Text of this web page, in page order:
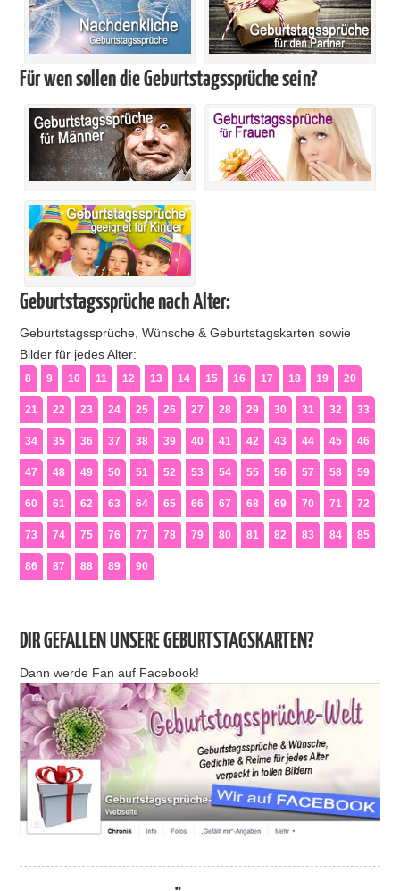
Für wen sollen die Geburtstagssprüche sein?
Geburtstagssprüche nach Alter:
Geburtstagssprüche, Wünsche & Geburtstagskarten sowie
Bilder für jedes Alter:
8 9 10 11 12 13 14 15 16 17 18 19 20
21 22 23 24 25 26 27 28 29 30 31 32 33
34 35 36 37 38 39 40 41 42 43 44 45 46
47 48 49 50 51 52 53 54 55 56 57 58 59
60 61 62 63 64 65 66 67 68 69 70 71 72
73 74 75 76 77 78 79 80 81 82 83 84 85
86 87 88 89 90
DIR GEFALLEN UNSERE GEBURTSTAGSKARTEN?
Dann werde Fan auf Facebook!